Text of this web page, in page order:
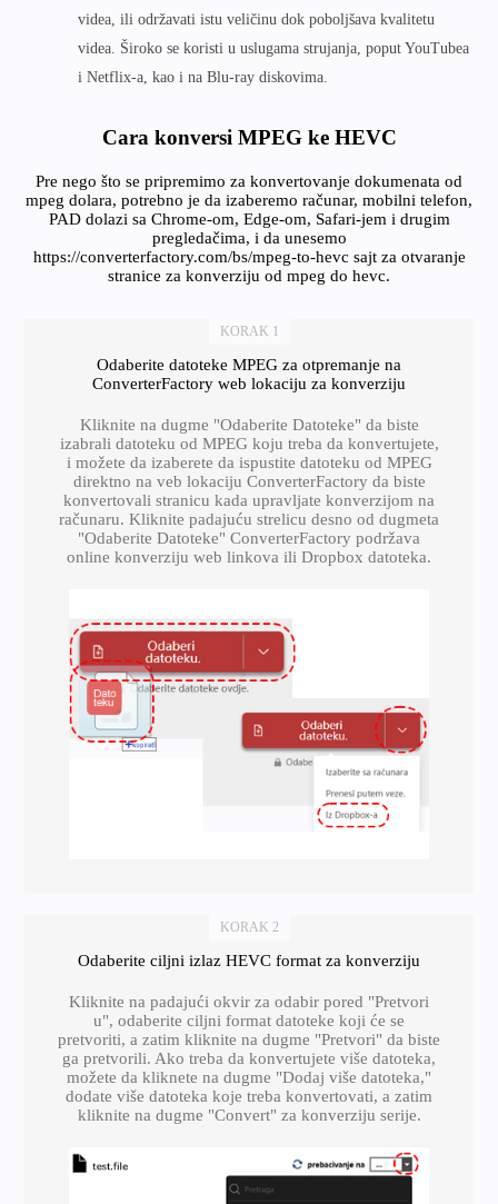
videa, ili održavati istu veličinu dok poboljšava kvalitetu
videa. Široko se koristi u uslugama strujanja, poput YouTubea
i Netflix-a, kao i na Blu-ray diskovima.
Cara konversi MPEG ke HEVC
Pre nego što se pripremimo za konvertovanje dokumenata od
mpeg dolara, potrebno je da izaberemo računar, mobilni telefon,
PAD dolazi sa Chrome-om, Edge-om, Safari-jem i drugim
pregledačima, i da unesemo
https://converterfactory.com/bs/mpeg-to-hevc sajt za otvaranje
stranice za konverziju od mpeg do hevc.
KORAK 1
Odaberite datoteke MPEG za otpremanje na
ConverterFactory web lokaciju za konverziju
Kliknite na dugme "Odaberite Datoteke" da biste
izabrali datoteku od MPEG koju treba da konvertujete,
i možete da izaberete da ispustite datoteku od MPEG
direktno na veb lokaciju ConverterFactory da biste
konvertovali stranicu kada upravljate konverzijom na
računaru. Kliknite padajuću strelicu desno od dugmeta
"Odaberite Datoteke" ConverterFactory podržava
online konverziju web linkova ili Dropbox datoteka.
KORAK 2
Odaberite ciljni izlaz HEVC format za konverziju
Kliknite na padajući okvir za odabir pored "Pretvori
u", odaberite ciljni format datoteke koji će se
pretvoriti, a zatim kliknite na dugme "Pretvori" da biste
ga pretvorili. Ako treba da konvertujete više datoteka,
možete da kliknete na dugme "Dodaj više datoteka,"
dodate više datoteka koje treba konvertovati, a zatim
kliknite na dugme "Convert" za konverziju serije.